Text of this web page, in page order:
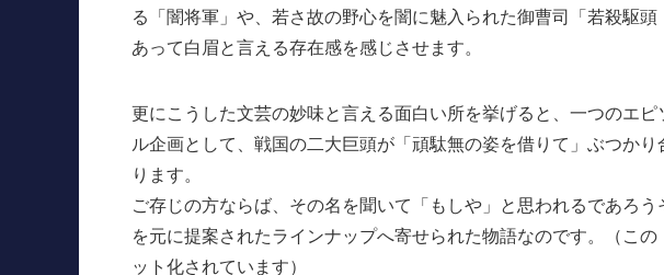
る「闇将軍」や、若さ故の野心を闇に魅入られた御曹司「若殺駆
あって白眉と言える存在感を感じさせます。
更にこうした文芸の妙味と言える面白い所を挙げると、一つのエ
ル企画として、戦国の二大巨頭が「頑駄無の姿を借りて」ぶつか
ります。
ご存じの方ならば、その名を聞いて「もしや」と思われるであろ
を元に提案されたラインナップへ寄せられた物語なのです。（こ
ット化されています）